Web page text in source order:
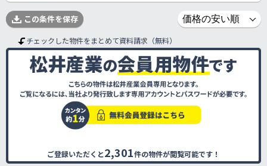
この条件を保存
チェックした物件をまとめて資料請求（無料）
ご登録いただくと2,301件の物件が閲覧可能です！